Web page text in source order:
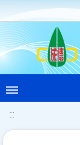
:::